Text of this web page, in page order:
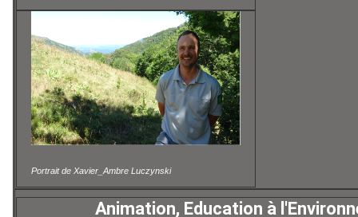
Portrait de Xavier_Ambre Luczynski
Animation, Education à